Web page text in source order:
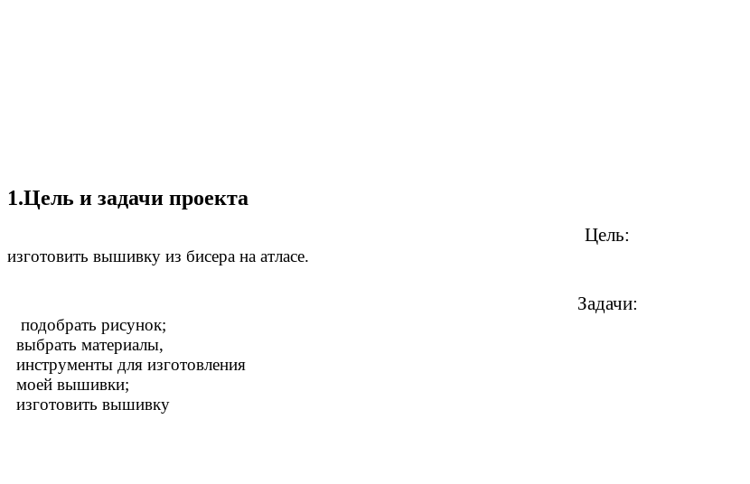
1.Цель и задачи проекта
Цель:
изготовить вышивку из бисера на атласе.
Задачи:
подобрать рисунок;
выбрать материалы,
инструменты для изготовления
моей вышивки;
изготовить вышивку